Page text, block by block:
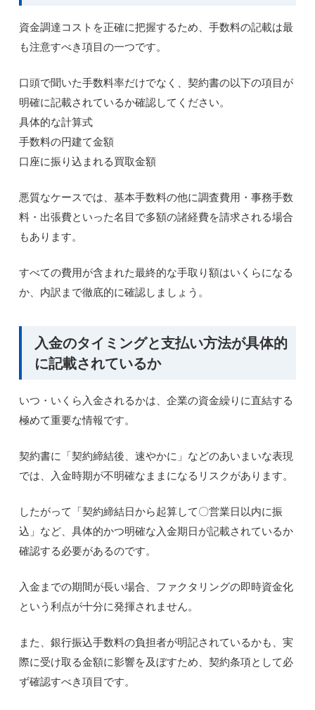
資金調達コストを正確に把握するため、手数料の記載は最
も注意すべき項目の一つです。
口頭で聞いた手数料率だけでなく、契約書の以下の項目が
明確に記載されているか確認してください。
具体的な計算式
手数料の円建て金額
口座に振り込まれる買取金額
悪質なケースでは、基本手数料の他に調査費用・事務手数
料・出張費といった名目で多額の諸経費を請求される場合
もあります。
すべての費用が含まれた最終的な手取り額はいくらになる
か、内訳まで徹底的に確認しましょう。
入金のタイミングと支払い方法が具体的
に記載されているか
いつ・いくら入金されるかは、企業の資金繰りに直結する
極めて重要な情報です。
契約書に「契約締結後、速やかに」などのあいまいな表現
では、入金時期が不明確なままになるリスクがあります。
したがって「契約締結日から起算して〇営業日以内に振
込」など、具体的かつ明確な入金期日が記載されているか
確認する必要があるのです。
入金までの期間が長い場合、ファクタリングの即時資金化
という利点が十分に発揮されません。
また、銀行振込手数料の負担者が明記されているかも、実
際に受け取る金額に影響を及ぼすため、契約条項として必
ず確認すべき項目です。